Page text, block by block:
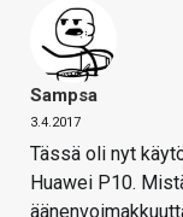
Sampsa
3.4.2017
Tässä oli nyt
Huawei P10.